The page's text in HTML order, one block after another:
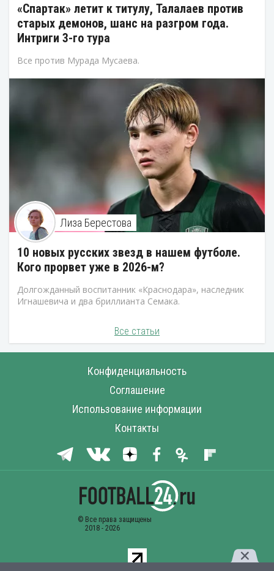
«Спартак» летит к титулу, Талалаев против
старых демонов, шанс на разгром года.
Интриги 3-го тура
Все против Мурада Мусаева.
Лиза Берестова
10 новых русских звезд в нашем футболе.
Кого прорвет уже в 2026-м?
Долгожданный воспитанник «Краснодара», наследник
Игнашевича и два бриллианта Семака.
Все статьи
Конфиденциальность
Соглашение
Использование информации
Контакты